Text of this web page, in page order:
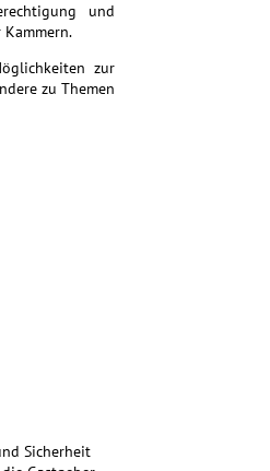
und
zur
zu Themen
Sicherheit